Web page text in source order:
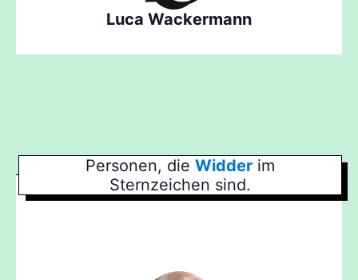
Luca Wackermann
Personen, die Widder im
Sternzeichen sind.